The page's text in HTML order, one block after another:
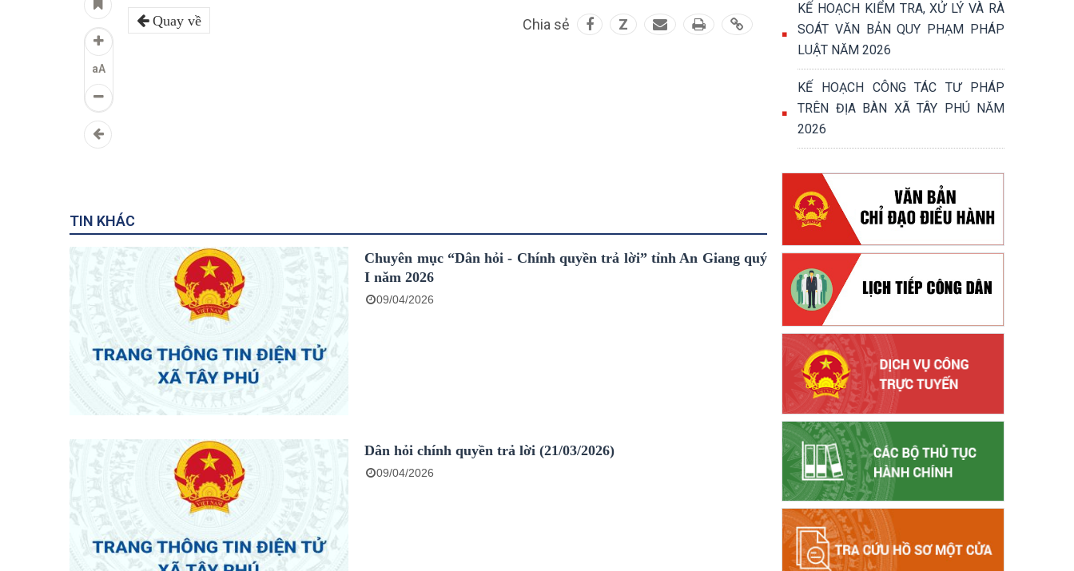
aA
Quay về Chia sẻ Z
TIN KHÁC
Chuyên mục “Dân hỏi - Chính quyền trả lời” tỉnh An Giang quý
I năm 2026
09/04/2026
Dân hỏi chính quyền trả lời (21/03/2026)
09/04/2026
KẾ HOẠCH KIỂM TRA, XỬ LÝ VÀ RÀ
SOÁT VĂN BẢN QUY PHẠM PHÁP
LUẬT NĂM 2026
KẾ HOẠCH CÔNG TÁC TƯ PHÁP
TRÊN ĐỊA BÀN XÃ TÂY PHÚ NĂM
2026